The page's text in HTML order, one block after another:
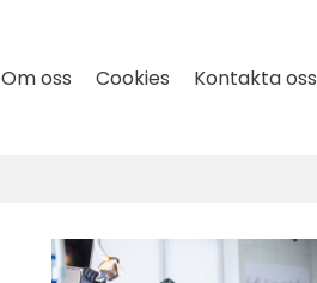
Om oss Cookies Kontakta oss